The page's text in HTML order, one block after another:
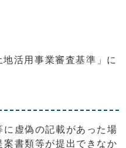
用事業審査基準」に
虚偽の記載があった場
書類等が提出できなか